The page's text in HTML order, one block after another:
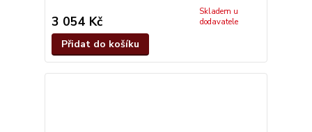
3 054 Kč
Skladem u
dodavatele
Přidat do košíku